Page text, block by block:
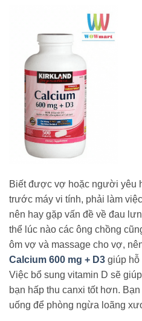
Biết được vợ hoặc người yêu
trước máy vi tính, phải làm
nên hay gặp vấn đề về đau
thể lúc nào các ông chồng
ôm vợ và massage cho vợ,
Calcium 600 mg + D3 giúp hỗ
Việc bổ sung vitamin D sẽ
bạn hấp thu canxi tốt hơn.
uống để phòng ngừa loãng